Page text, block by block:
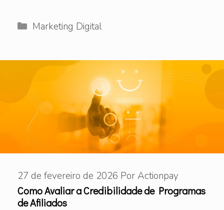
Categorias
Marketing Digital
Como Avaliar a Credibilidade de Programas
de Afiliados
27 de fevereiro de 2026 PorActionpay